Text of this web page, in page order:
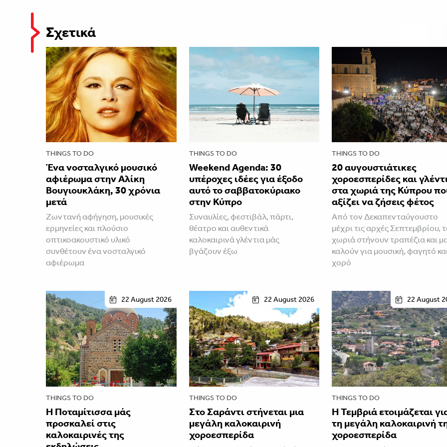
Σχετικά
THINGS TO DO
Ένα νοσταλγικό μουσικό
αφιέρωμα στην Αλίκη
Βουγιουκλάκη, 30 χρόνια
μετά
Ζωντανή αφήγηση, μουσικές
ερμηνείες και πλούσιο
οπτικοακουστικό υλικό
συνθέτουν ένα νοσταλγικό
αφιέρωμα
THINGS TO DO
Weekend Agenda: 30
υπέροχες ιδέες για έξοδο
αυτό το σαββατοκύριακο
στην Κύπρο
Συναυλίες, φεστιβάλ, πάρτι,
θέατρο και αυθεντικά
καλοκαιρινά γλέντια μάς
βγάζουν έξω
THINGS TO DO
20 αυγουστιάτικες
χοροεσπερίδες και
στα χωριά της Κύπρου
αξίζει να ζήσεις φέτος
Από τον Δεκαπενταύγουστο
μέχρι τις αρχές Σεπτεμβρίου,
χωριά στήνουν τραπέζια και
καλούν για μουσική, φαγητό
χορό
22 August 2026
THINGS TO DO
Η Ποταμίτισσα μάς
προσκαλεί στις
καλοκαιρινές της
22 August 2026
THINGS TO DO
Στο Σαράντι στήνεται μια
μεγάλη καλοκαιρινή
χοροεσπερίδα
22 August
THINGS TO DO
Η Τεμβριά ετοιμάζεται
τη μεγάλη καλοκαιρινή
χοροεσπερίδα